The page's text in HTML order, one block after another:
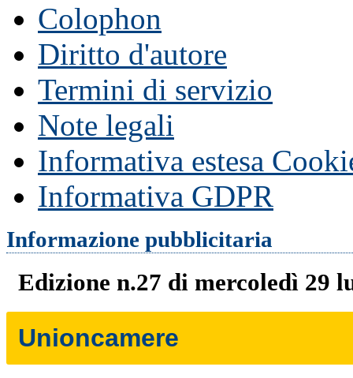
Colophon
Diritto d'autore
Termini di servizio
Note legali
Informativa estesa
Informativa GDPR
Informazione pubblicitaria
Edizione n.27 di mercoledì 29
Unioncamere